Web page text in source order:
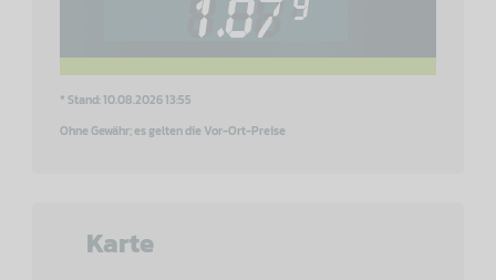
* Stand: 10.08.2026 13:55
Ohne Gewähr; es gelten die Vor-Ort-Preise
Karte